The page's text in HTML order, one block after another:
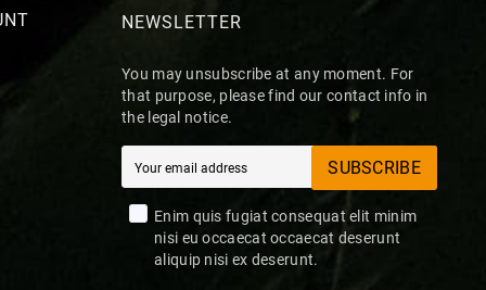
NEWSLETTER
You may unsubscribe at any moment. For
that purpose, please find our contact info in
the legal notice.
SUBSCRIBE
Enim quis fugiat consequat elit minim
nisi eu occaecat occaecat deserunt
aliquip nisi ex deserunt.